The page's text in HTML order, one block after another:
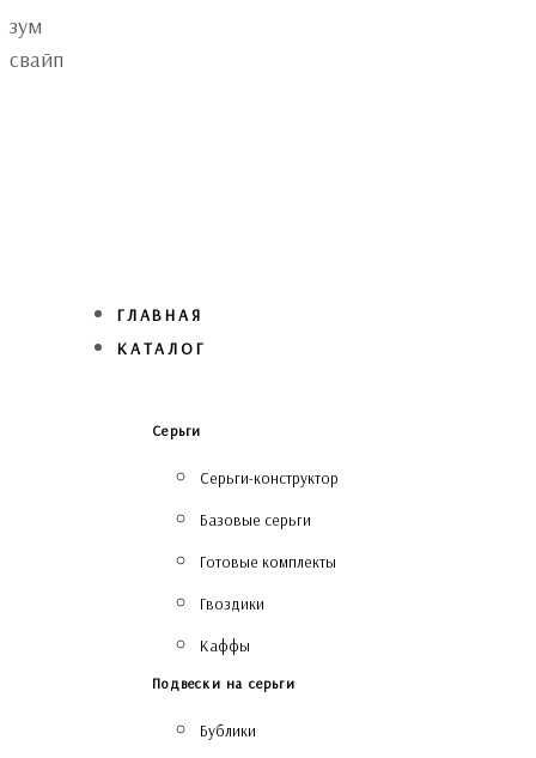
Skip
links
Skip
to
зум
свайп
ГЛАВНАЯ
КАТАЛОГ
Серьги
Серьги-конструктор
Базовые серьги
Готовые комплекты
Гвоздики
Каффы
Подвески на серьги
Бублики